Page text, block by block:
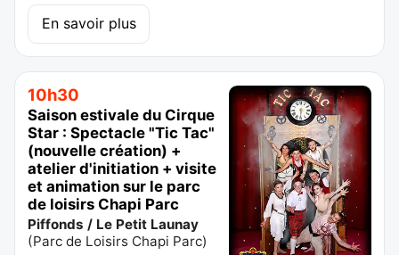
En savoir plus
10h30
Saison estivale du Cirque
Star : Spectacle "Tic Tac"
(nouvelle création) +
atelier d'initiation + visite
et animation sur le parc
de loisirs Chapi Parc
Piffonds / Le Petit Launay
(Parc de Loisirs Chapi Parc)